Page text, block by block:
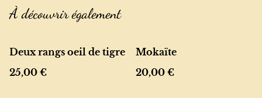
À découvrir également
Deux rangs oeil de tigre
25,00 €
Mokaïte
20,00 €